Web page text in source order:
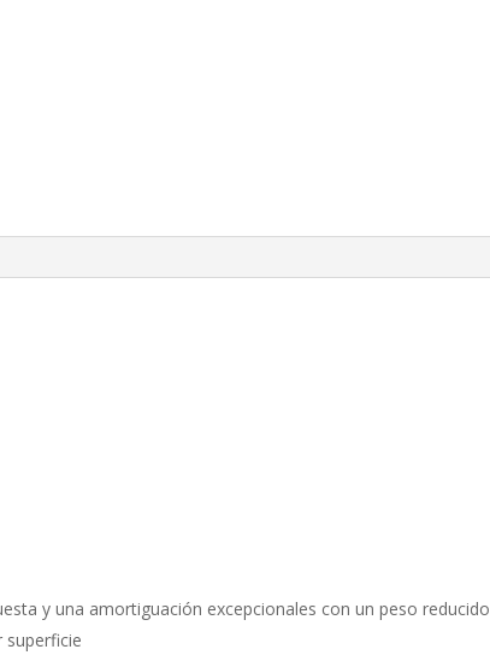
y una amortiguación excepcionales con un peso reducido
superficie